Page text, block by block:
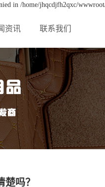
in /home/jhqcdjfh2qxc/
资讯 联系我们
吗？